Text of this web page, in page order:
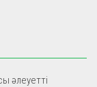
әлеуетті